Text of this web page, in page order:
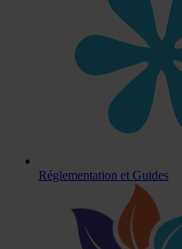
Réglementation et Guides